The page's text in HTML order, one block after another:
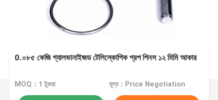
0.০৮৫ কেজি গ্যালভানাইজড টেলিস্কোপিক প্রপ পিনস ১২ মিমি আকার
MOQ：1 টুকরা মূল্য：Price Negotiation